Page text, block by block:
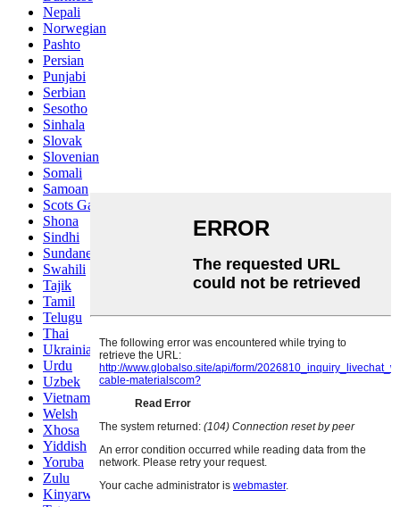
Nepali
Norwegian
Pashto
Persian
Punjabi
Serbian
Sesotho
Sinhala
Slovak
Slovenian
Somali
Samoan
Scots Gaelic
Shona
Sindhi
Sundanese
Swahili
Tajik
Tamil
Telugu
Thai
Ukrainian
Urdu
Uzbek
Vietnamese
Welsh
Xhosa
Yiddish
Yoruba
Zulu
Kinyarwanda